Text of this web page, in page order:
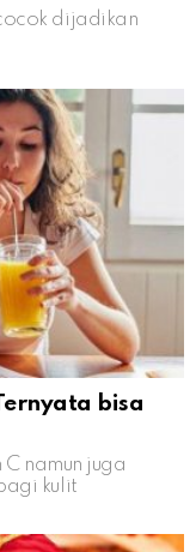
dijadikan
bisa
namun juga
kulit